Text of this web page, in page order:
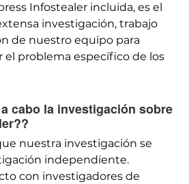
Infostealer incluida, es el
investigación, trabajo
de nuestro equipo para
el problema específico de los
cabo la investigación sobre
nuestra investigación se
independiente.
con investigadores de